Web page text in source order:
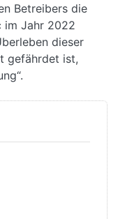
Betreibers die
im Jahr 2022
dieser
gefährdet ist,